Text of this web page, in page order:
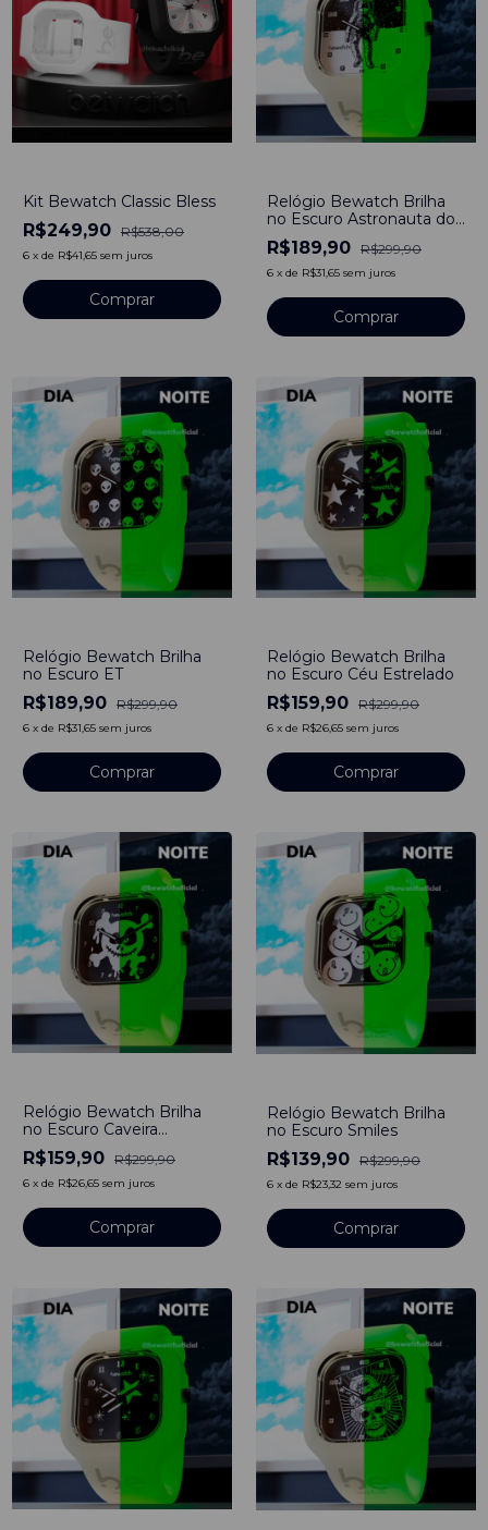
Kit Bewatch Classic Bless
R$249,90 R$538,00
6 x de R$41,65 sem juros
Relógio Bewatch Brilha
no Escuro Astronauta do
Tempo
R$189,90 R$299,90
6 x de R$31,65 sem juros
Relógio Bewatch Brilha
no Escuro ET
R$189,90 R$299,90
6 x de R$31,65 sem juros
Relógio Bewatch Brilha
no Escuro Céu Estrelado
R$159,90 R$299,90
6 x de R$26,65 sem juros
Relógio Bewatch Brilha
no Escuro Caveira
Molécula
R$159,90 R$299,90
6 x de R$26,65 sem juros
Relógio Bewatch Brilha
no Escuro Smiles
R$139,90 R$299,90
6 x de R$23,32 sem juros